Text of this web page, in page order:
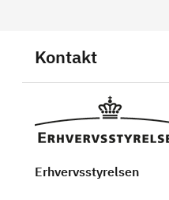
Kontakt
Erhvervsstyrelsen